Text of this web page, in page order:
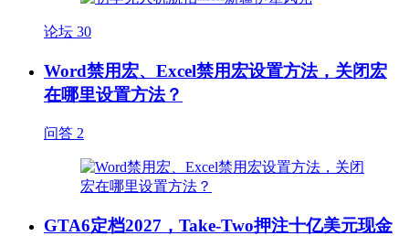
论坛 30
Word禁用宏、Excel禁用宏设置方法，关闭宏
在哪里设置方法？
问答 2
GTA6定档2027，Take-Two押注十亿美元现金